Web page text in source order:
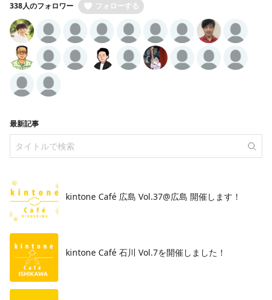
338人のフォロワー フォローする
最新記事
kintone Café 広島 Vol.37@広島 開催します！
​kintone Café 石川 Vol.7を開催しました！